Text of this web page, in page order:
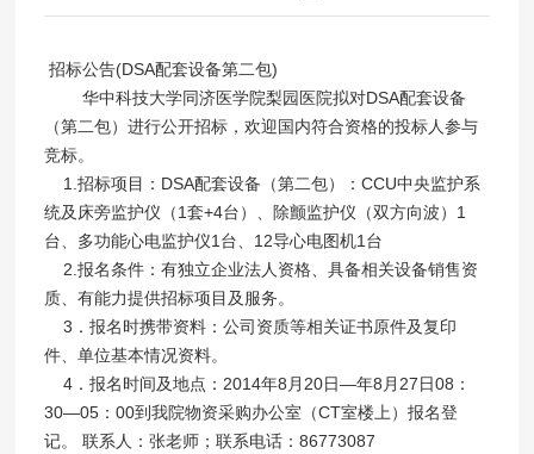
招标公告(DSA配套设备第二包)
华中科技大学同济医学院梨园医院拟对DSA配套设备
（第二包）进行公开招标，欢迎国内符合资格的投标人参与
竞标。
1.招标项目：DSA配套设备（第二包）：CCU中央监护系
统及床旁监护仪（1套+4台）、除颤监护仪（双方向波）1
台、多功能心电监护仪1台、12导心电图机1台
2.报名条件：有独立企业法人资格、具备相关设备销售资
质、有能力提供招标项目及服务。
3．报名时携带资料：公司资质等相关证书原件及复印
件、单位基本情况资料。
4．报名时间及地点：2014年8月20日—年8月27日08：
30—05：00到我院物资采购办公室（CT室楼上）报名登
记。 联系人：张老师；联系电话：86773087